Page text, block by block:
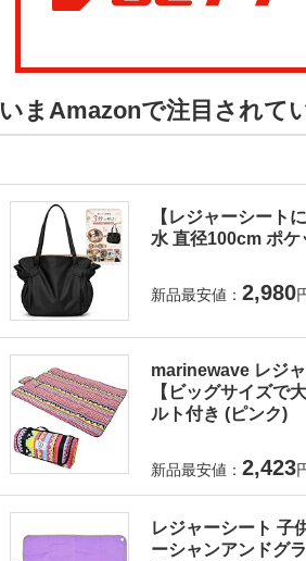
いまAmazonで注目されて
【レジャーシート
水 直径100cm ポ
新品最安値： 2,980
marinewave レジ
【ビッグサイズで
ルト付き (ピンク)
新品最安値： 2,423
レジャーシート 子
ーシャンアンドグ